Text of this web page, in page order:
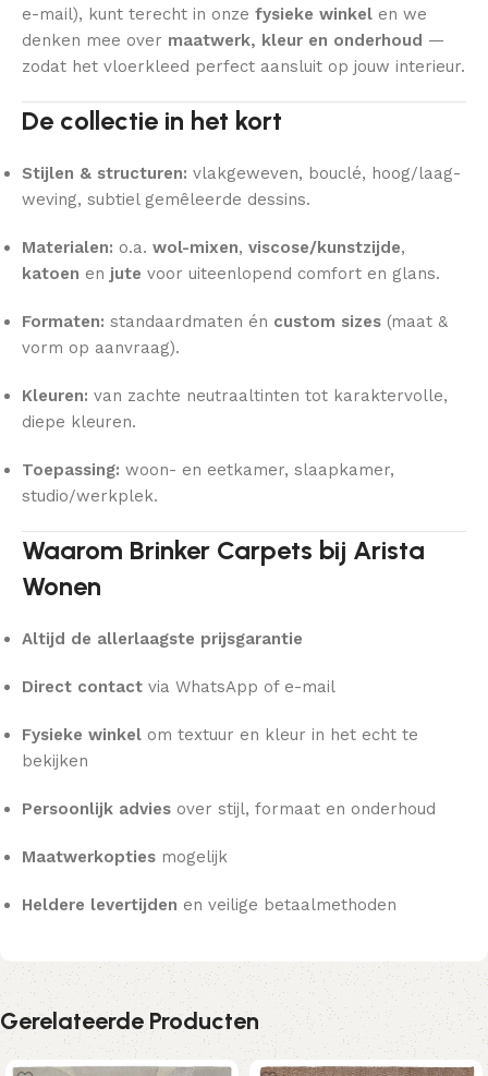
e-mail), kunt terecht in onze fysieke winkel en we
denken mee over maatwerk, kleur en onderhoud —
zodat het vloerkleed perfect aansluit op jouw interieur.
De collectie in het kort
Stijlen & structuren: vlakgeweven, bouclé, hoog/laag-
weving, subtiel gemêleerde dessins.
Materialen: o.a. wol-mixen, viscose/kunstzijde,
katoen en jute voor uiteenlopend comfort en glans.
Formaten: standaardmaten én custom sizes (maat &
vorm op aanvraag).
Kleuren: van zachte neutraaltinten tot karaktervolle,
diepe kleuren.
Toepassing: woon- en eetkamer, slaapkamer,
studio/werkplek.
Waarom Brinker Carpets bij Arista
Wonen
Altijd de allerlaagste prijsgarantie
Direct contact via WhatsApp of e-mail
Fysieke winkel om textuur en kleur in het echt te
bekijken
Persoonlijk advies over stijl, formaat en onderhoud
Maatwerkopties mogelijk
Heldere levertijden en veilige betaalmethoden
Gerelateerde Producten